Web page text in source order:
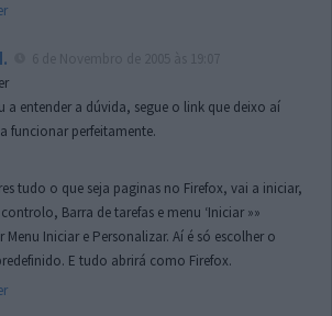
a entender a dúvida, segue o link que deixo aí
funcionar perfeitamente.
tudo o que seja paginas no Firefox, vai a iniciar,
Barra de tarefas e menu ‘Iniciar »»
Menu Iniciar e Personalizar. Aí é só escolher o
E tudo abrirá como Firefox.